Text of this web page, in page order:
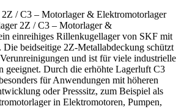
/ C3 – Motorlager & Elektromotorlager
2Z / C3 – Motorlager &
einreihiges Rillenkugellager von SKF mit
beidseitige 2Z-Metallabdeckung schützt
und ist für viele industrielle
geeignet. Durch die erhöhte Lagerluft C3
für Anwendungen mit höheren
oder Presssitz, zum Beispiel als
in Elektromotoren, Pumpen,